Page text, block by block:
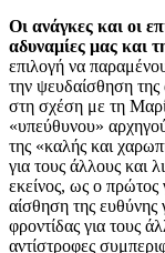
Οι ανάγκες και οι
αδυναμίες μας και
επιλογή να
την ψευδαίσθηση της
στη σχέση με τη
«υπεύθυνου»
της «καλής και
για τους άλλους και
εκείνος, ως ο πρώτος
αίσθηση της ευθύνης
φροντίδας για τους
αντίστροφες